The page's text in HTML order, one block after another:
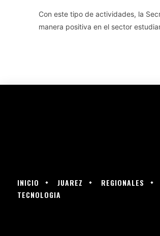
Con este tipo de actividades, la
manera positiva en el sector
INICIO JUAREZ REGIONALES
TECNOLOGIA